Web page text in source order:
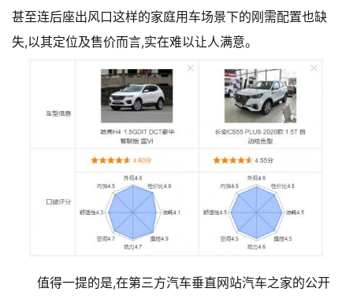
甚至连后座出风口这样的家庭用车场景下的刚需配置也缺
失,以其定位及售价而言,实在难以让人满意。
值得一提的是,在第三方汽车垂直网站汽车之家的公开